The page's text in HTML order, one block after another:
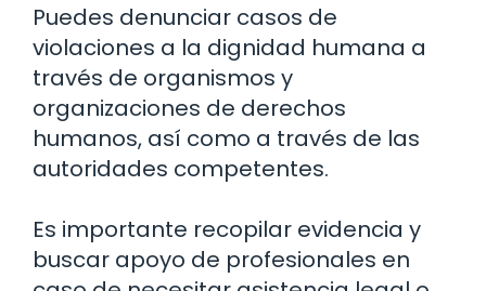
Puedes denunciar casos de
violaciones a la dignidad humana a
través de organismos y
organizaciones de derechos
humanos, así como a través de las
autoridades competentes.
Es importante recopilar evidencia y
buscar apoyo de profesionales en